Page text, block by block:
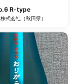
R-type
式会社（秋田県）